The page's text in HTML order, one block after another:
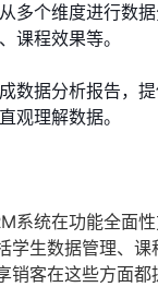
多个维度进行数
课程效果等。
数据分析报告，
观理解数据。
系统在功能全面
学生数据管理、课
销客在这些方面都